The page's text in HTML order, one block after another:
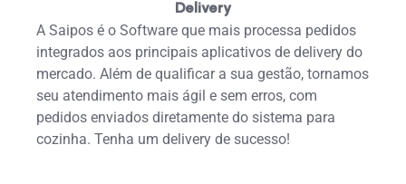
Delivery
A Saipos é o Software que mais processa pedidos
integrados aos principais aplicativos de delivery do
mercado. Além de qualificar a sua gestão, tornamos
seu atendimento mais ágil e sem erros, com
pedidos enviados diretamente do sistema para
cozinha. Tenha um delivery de sucesso!